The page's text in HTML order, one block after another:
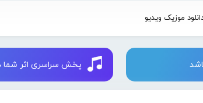
موزیک ویدیو
پخش سراسری اثر شما در